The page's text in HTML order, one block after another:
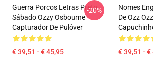
Guerra Porcos Letras Preto
Sábado Ozzy Osbourne
Capturador De Pulôver
€ 39,51 - € 45,95
-20%
Nomes
De Ozz
€ 39,51 - €